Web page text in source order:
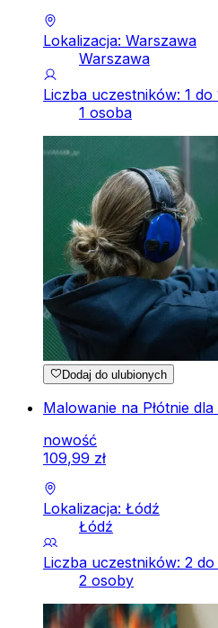
Lokalizacja: Warszawa
Warszawa
Liczba uczestników: 1 do
1 osoba
Dodaj do ulubionych
Malowanie na Płótnie
nowość
109,99 zł
Lokalizacja: Łódź
Łódź
Liczba uczestników: 2
2 osoby